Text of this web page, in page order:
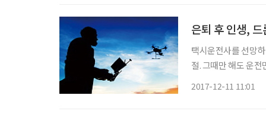
은퇴 후 인생,
택시운전사를 선망
절. 그때만 해도 운
2017-12-11 11:01